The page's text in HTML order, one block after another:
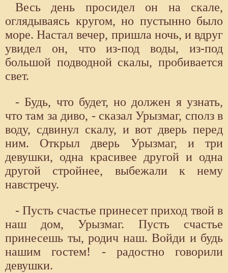
Весь день просидел он на скале,
оглядываясь кругом, но пустынно было
море. Настал вечер, пришла ночь, и вдруг
увидел он, что из-под воды, из-под
большой подводной скалы, пробивается
свет.
- Будь, что будет, но должен я узнать,
что там за диво, - сказал Урызмаг, сполз в
воду, сдвинул скалу, и вот дверь перед
ним. Открыл дверь Урызмаг, и три
девушки, одна красивее другой и одна
другой стройнее, выбежали к нему
навстречу.
- Пусть счастье принесет приход твой в
наш дом, Урызмаг. Пусть счастье
принесешь ты, родич наш. Войди и будь
нашим гостем! - радостно говорили
девушки.